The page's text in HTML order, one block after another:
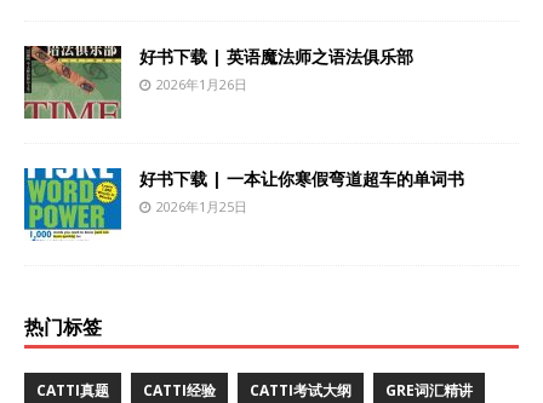
好书下载 | 英语魔法师之语法俱乐部
2026年1月26日
好书下载 | 一本让你寒假弯道超车的单词书
2026年1月25日
热门标签
CATTI真题 CATTI经验 CATTI考试大纲 GRE词汇精讲